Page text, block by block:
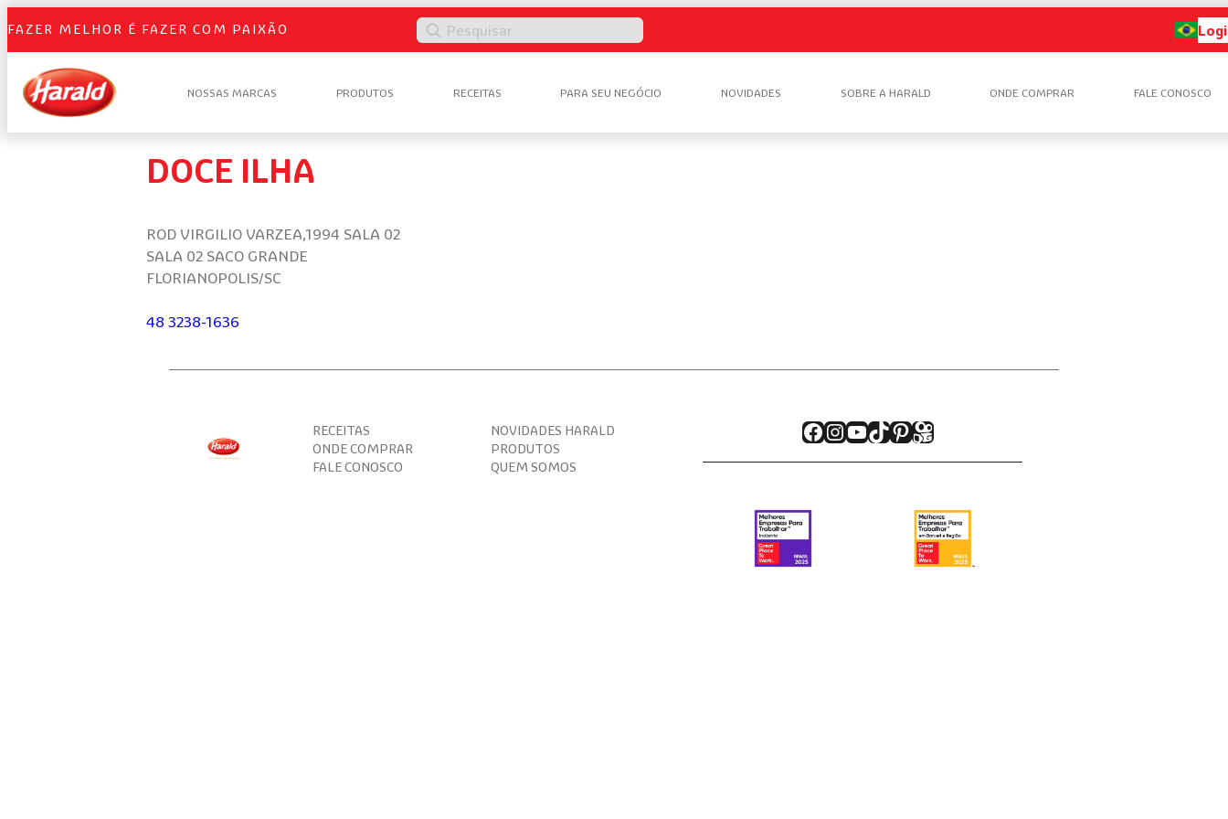
FAZER MELHOR É FAZER COM PAIXÃO Pesquisar
NOSSAS MARCAS PRODUTOS RECEITAS PARA SEU NEGÓCIO NOVIDADES SOBRE A HARALD ONDE COMPRAR FALE CONOSCO
DOCE ILHA
ROD VIRGILIO VARZEA,1994 SALA 02
SALA 02 SACO GRANDE
FLORIANOPOLIS/SC
48 3238-1636
RECEITAS
NOVIDADES HARALD
ONDE COMPRAR
PRODUTOS
FALE CONOSCO
QUEM SOMOS
Facebook
Instagram
Youtube
TikTok
Pinterest
Kwai